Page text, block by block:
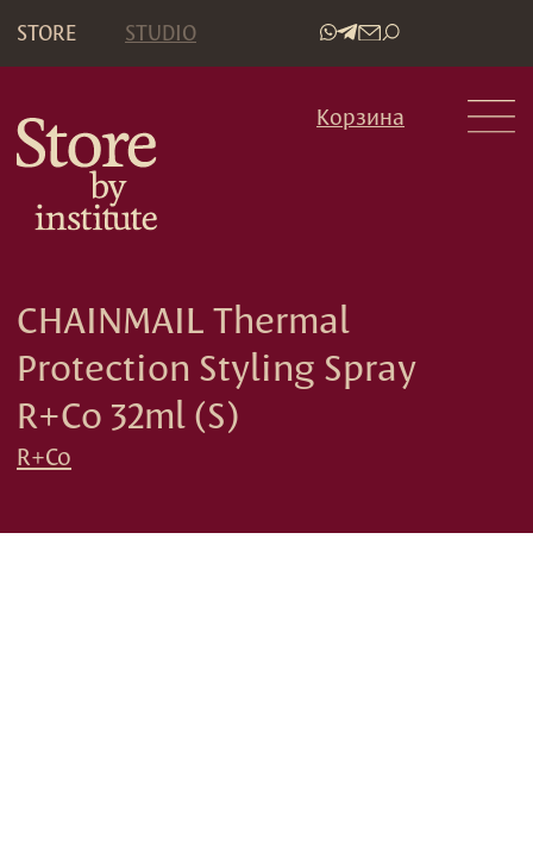
STORE STUDIO
•
CHAINMAIL Thermal
R+Co